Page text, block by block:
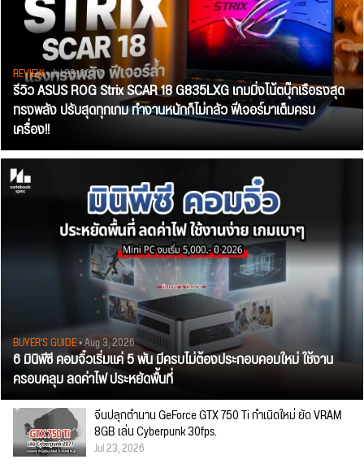
REVIEW• Jul 28, 2026
รีวิว ASUS ROG Strix SCAR 18 G835LXG เกมมิ่งโน้ตบุ๊กเรือธงสุด
ทรงพลัง ปรับสุดทุกเกม ทำงานหนักก็ไม่กลัว ฟีเจอร์มาเต็มครบ
เครื่อง!!
BUYER'S GUIDE• Aug 3, 2026
6 มินิพีซี คอมจิ๋วเริ่มแค่ 5 พัน มีครบไม่ต้องประกอบคอมใหม่ ใช้งาน
ครอบคลุม ลดค่าไฟ ประหยัดพื้นที่
จีนปลุกตำนาน GeForce GTX 750 Ti กำเนิดใหม่ ยัด VRAM
8GB เล่น Cyberpunk 30fps.
Jul 23, 2026